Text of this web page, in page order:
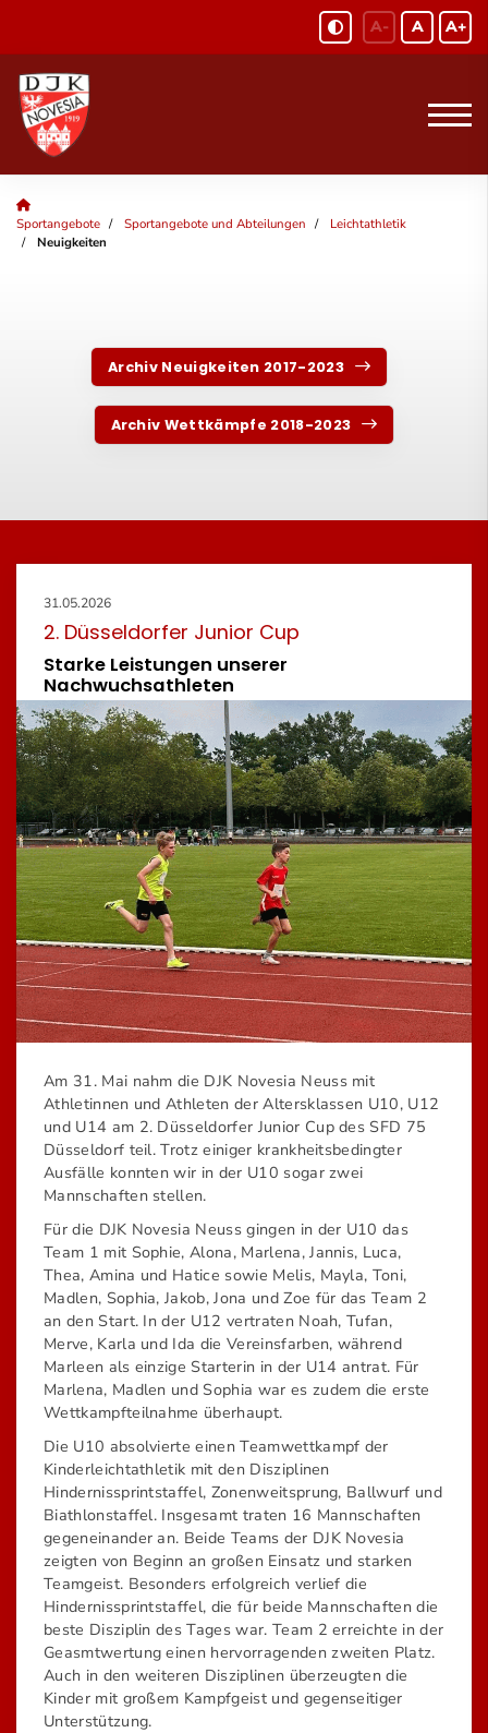
A- A A+
Sportangebote Sportangebote und Abteilungen
Leichtathletik
Neuigkeiten
Archiv Neuigkeiten 2017-2023
Archiv Wettkämpfe 2018-2023
31.05.2026
2. Düsseldorfer Junior Cup
Starke Leistungen unserer
Nachwuchsathleten
Am 31. Mai nahm die DJK Novesia Neuss mit
Athletinnen und Athleten der Altersklassen U10, U12
und U14 am 2. Düsseldorfer Junior Cup des SFD 75
Düsseldorf teil. Trotz einiger krankheitsbedingter
Ausfälle konnten wir in der U10 sogar zwei
Mannschaften stellen.
Für die DJK Novesia Neuss gingen in der U10 das
Team 1 mit Sophie, Alona, Marlena, Jannis, Luca,
Thea, Amina und Hatice sowie Melis, Mayla, Toni,
Madlen, Sophia, Jakob, Jona und Zoe für das Team 2
an den Start. In der U12 vertraten Noah, Tufan,
Merve, Karla und Ida die Vereinsfarben, während
Marleen als einzige Starterin in der U14 antrat. Für
Marlena, Madlen und Sophia war es zudem die erste
Wettkampfteilnahme überhaupt.
Die U10 absolvierte einen Teamwettkampf der
Kinderleichtathletik mit den Disziplinen
Hindernissprintstaffel, Zonenweitsprung, Ballwurf und
Biathlonstaffel. Insgesamt traten 16 Mannschaften
gegeneinander an. Beide Teams der DJK Novesia
zeigten von Beginn an großen Einsatz und starken
Teamgeist. Besonders erfolgreich verlief die
Hindernissprintstaffel, die für beide Mannschaften die
beste Disziplin des Tages war. Team 2 erreichte in der
Geasmtwertung einen hervorragenden zweiten Platz.
Auch in den weiteren Disziplinen überzeugten die
Kinder mit großem Kampfgeist und gegenseitiger
Unterstützung.